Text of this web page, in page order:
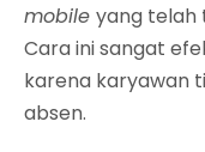
mobile yang telah
Cara ini sangat
karena karyawan
absen.